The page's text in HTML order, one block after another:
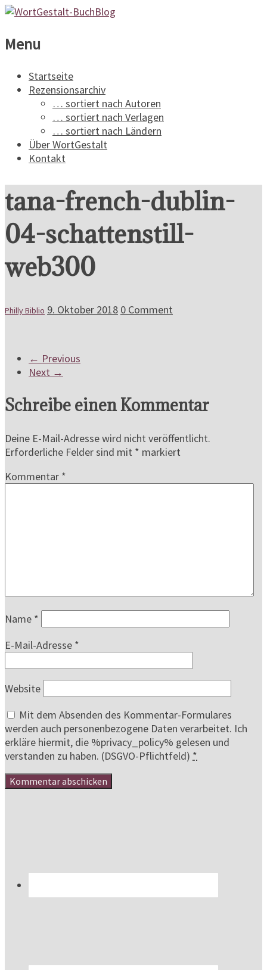
WortGestalt-
Buchblog
Spannungsliteratur
Menu
Startseite
Rezensionsarchiv
… sortiert nach Autoren
… sortiert nach Verlagen
… sortiert nach Ländern
Über WortGestalt
Kontakt
tana-french-dublin-
04-schattenstill-
web300
Philly Biblio 9. Oktober 2018 0 Comment
← Previous
Next →
Schreibe einen Kommentar
Deine E-Mail-Adresse wird nicht veröffentlicht.
Erforderliche Felder sind mit * markiert
Kommentar *
Name *
E-Mail-Adresse *
Website
Mit dem Absenden des Kommentar-Formulares
werden auch personenbezogene Daten verarbeitet. Ich
erkläre hiermit, die %privacy_policy% gelesen und
verstanden zu haben. (DSGVO-Pflichtfeld) *